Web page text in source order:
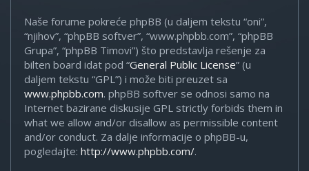
Naše forume pokreće phpBB (u daljem tekstu “oni”,
“njihov”, “phpBB softver”, “www.phpbb.com”, “phpBB
Grupa”, “phpBB Timovi”) što predstavlja rešenje za
bilten board idat pod “General Public License” (u
daljem tekstu “GPL”) i može biti preuzet sa
www.phpbb.com. phpBB softver se odnosi samo na
Internet bazirane diskusije GPL strictly forbids them in
what we allow and/or disallow as permissible content
and/or conduct. Za dalje informacije o phpBB-u,
pogledajte: http://www.phpbb.com/.